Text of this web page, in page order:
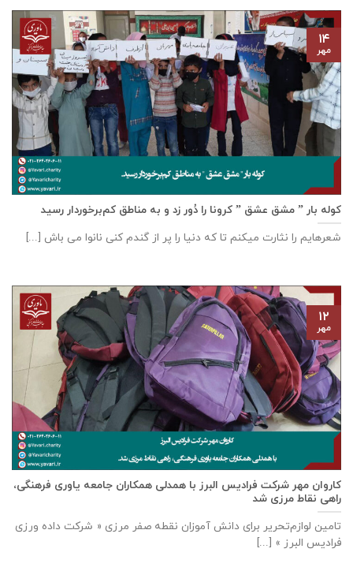
کوله بار ” مشق عشق ” کرونا را دُور زد و به مناطق کم‌برخوردار رسید
شعرهایم را نثارت میکنم تا که دنیا را پر از گندم کنی نانوا می باش [...]
۱۴
مهر
كاروان مهر شرکت فرادیس البرز با همدلی همکاران جامعه یاوری فرهنگی،
راهی نقاط مرزی شد
تامين لوازم‌تحرير برای دانش آموزان نقطه صفر مرزی « شرکت داده ورزی
فراديس البرز » [...]
۱۲
مهر